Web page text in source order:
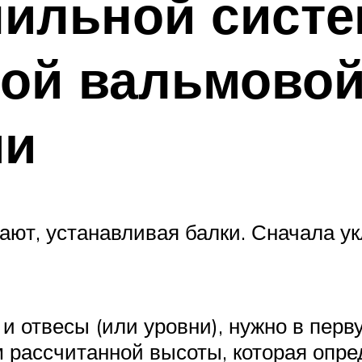
устанавливая балки. Сначала
отвесы (или уровни), нужно в
высоты, которая